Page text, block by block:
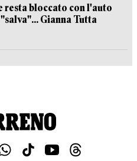
resta bloccato con l'auto
Gianna Tutta